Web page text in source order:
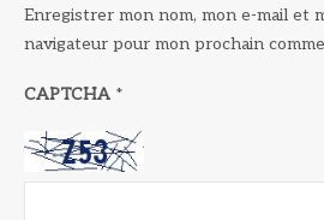
Enregistrer mon nom, mon e-mail et
navigateur pour mon prochain
CAPTCHA *